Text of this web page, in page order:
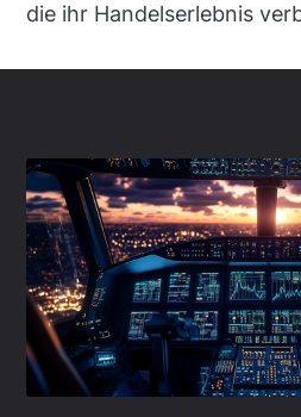
die ihr Handelserlebnis